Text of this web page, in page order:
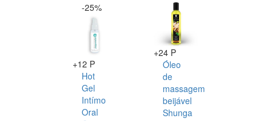
-25%
+12 P
Hot
Gel
Intímo
Oral
+24 P
Óleo
de
massagem
beijável
Shunga